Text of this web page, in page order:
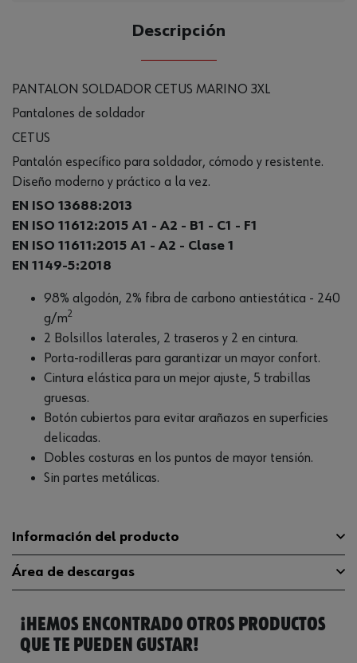
Descripción
PANTALON SOLDADOR CETUS MARINO 3XL
Pantalones de soldador
CETUS
Pantalón específico para soldador, cómodo y resistente.
Diseño moderno y práctico a la vez.
EN ISO 13688:2013
EN ISO 11612:2015 A1 - A2 - B1 - C1 - F1
EN ISO 11611:2015 A1 - A2 - Clase 1
EN 1149-5:2018
98% algodón, 2% fibra de carbono antiestática - 240
g/m2
2 Bolsillos laterales, 2 traseros y 2 en cintura.
Porta-rodilleras para garantizar un mayor confort.
Cintura elástica para un mejor ajuste, 5 trabillas
gruesas.
Botón cubiertos para evitar arañazos en superficies
delicadas.
Dobles costuras en los puntos de mayor tensión.
Sin partes metálicas.
Información del producto
98 % algodón, 2 % fibra
Color
Área de descargas
Guía de tallas guia-tallas
Catálogo General
¡HEMOS ENCONTRADO OTROS PRODUCTOS
QUE TE PUEDEN GUSTAR!